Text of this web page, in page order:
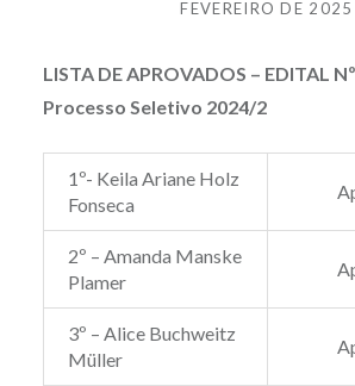
FEVEREIRO DE 2025
LISTA DE APROVADOS – EDITAL
Processo Seletivo 2024/2
1º- Keila Ariane Holz
Fonseca
2º – Amanda Manske
Plamer
3º – Alice Buchweitz
Müller